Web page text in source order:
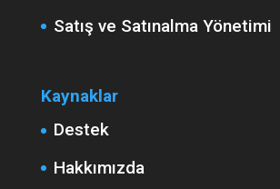
Satış ve Satınalma Yönetimi
Kaynaklar
Destek
Hakkımızda